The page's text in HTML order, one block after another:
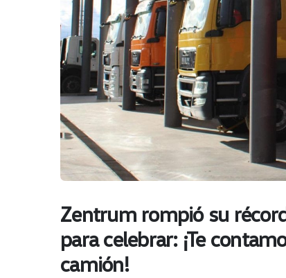
Zentrum rompió su
para celebrar: ¡Te
camión!